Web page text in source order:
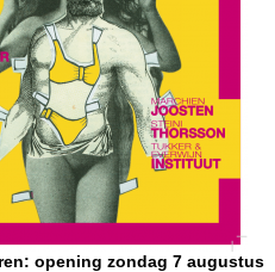
opening zondag 7 augustus